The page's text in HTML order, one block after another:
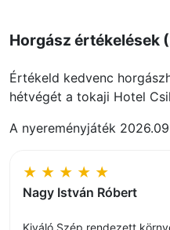
Horgász értékelések
Értékeld kedvenc
hétvégét a tokaji Hotel
A nyereményjáték
★ ★ ★ ★ ★
Nagy István Róbert
Kiváló.Szép rendezett